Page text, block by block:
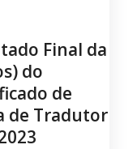
Final da
do
de
de Tradutor